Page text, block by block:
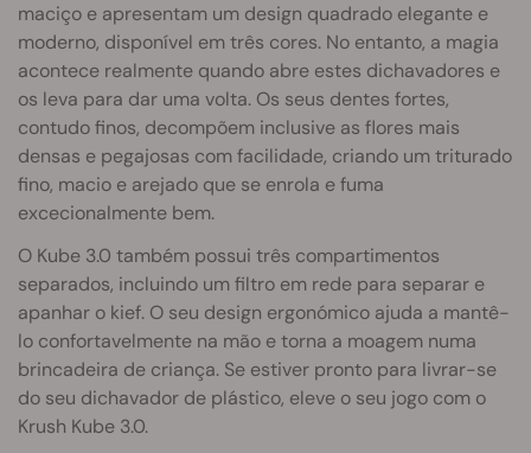
maciço e apresentam um design quadrado elegante e
moderno, disponível em três cores. No entanto, a magia
acontece realmente quando abre estes dichavadores e
os leva para dar uma volta. Os seus dentes fortes,
contudo finos, decompõem inclusive as flores mais
densas e pegajosas com facilidade, criando um triturado
fino, macio e arejado que se enrola e fuma
excecionalmente bem.
O Kube 3.0 também possui três compartimentos
separados, incluindo um filtro em rede para separar e
apanhar o kief. O seu design ergonómico ajuda a mantê-
lo confortavelmente na mão e torna a moagem numa
brincadeira de criança. Se estiver pronto para livrar-se
do seu dichavador de plástico, eleve o seu jogo com o
Krush Kube 3.0.